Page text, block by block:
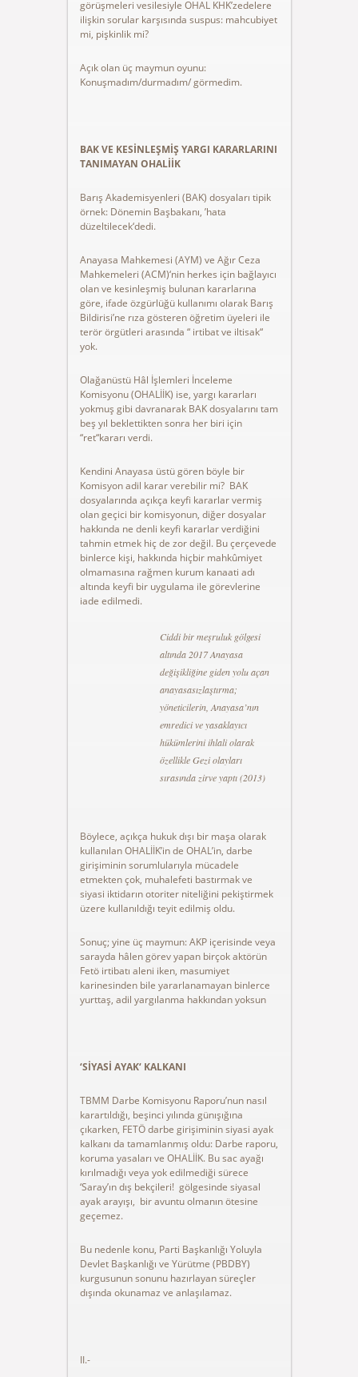
görüşmeleri vesilesiyle OHAL KHK’zedelere
ilişkin sorular karşısında suspus: mahcubiyet
mi, pişkinlik mi?
Açık olan üç maymun oyunu:
Konuşmadım/durmadım/ görmedim.
BAK VE KESİNLEŞMİŞ YARGI KARARLARINI
TANIMAYAN OHALİİK
Barış Akademisyenleri (BAK) dosyaları tipik
örnek: Dönemin Başbakanı, ’hata
düzeltilecek‘dedi.
Anayasa Mahkemesi (AYM) ve Ağır Ceza
Mahkemeleri (ACM)‘nin herkes için bağlayıcı
olan ve kesinleşmiş bulunan kararlarına
göre, ifade özgürlüğü kullanımı olarak Barış
Bildirisi’ne rıza gösteren öğretim üyeleri ile
terör örgütleri arasında “ irtibat ve iltisak“
yok.
Olağanüstü Hâl İşlemleri İnceleme
Komisyonu (OHALİİK) ise, yargı kararları
yokmuş gibi davranarak BAK dosyalarını tam
beş yıl beklettikten sonra her biri için
“ret“kararı verdi.
Kendini Anayasa üstü gören böyle bir
Komisyon adil karar verebilir mi? BAK
dosyalarında açıkça keyfi kararlar vermiş
olan geçici bir komisyonun, diğer dosyalar
hakkında ne denli keyfi kararlar verdiğini
tahmin etmek hiç de zor değil. Bu çerçevede
binlerce kişi, hakkında hiçbir mahkûmiyet
olmamasına rağmen kurum kanaati adı
altında keyfi bir uygulama ile görevlerine
iade edilmedi.
Ciddi bir meşruluk gölgesi
altında 2017 Anayasa
değişikliğine giden yolu açan
anayasasızlaştırma;
yöneticilerin, Anayasa’nın
emredici ve yasaklayıcı
hükümlerini ihlali olarak
özellikle Gezi olayları
sırasında zirve yaptı (2013)
Böylece, açıkça hukuk dışı bir maşa olarak
kullanılan OHALİİK’in de OHAL’in, darbe
girişiminin sorumlularıyla mücadele
etmekten çok, muhalefeti bastırmak ve
siyasi iktidarın otoriter niteliğini pekiştirmek
üzere kullanıldığı teyit edilmiş oldu.
Sonuç; yine üç maymun: AKP içerisinde veya
sarayda hâlen görev yapan birçok aktörün
Fetö irtibatı aleni iken, masumiyet
karinesinden bile yararlanamayan binlerce
yurttaş, adil yargılanma hakkından yoksun
‘SİYASİ AYAK‘ KALKANI
TBMM Darbe Komisyonu Raporu’nun nasıl
karartıldığı, beşinci yılında günışığına
çıkarken, FETÖ darbe girişiminin siyasi ayak
kalkanı da tamamlanmış oldu: Darbe raporu,
koruma yasaları ve OHALİİK. Bu sac ayağı
kırılmadığı veya yok edilmediği sürece
‘Saray’ın dış bekçileri! gölgesinde siyasal
ayak arayışı, bir avuntu olmanın ötesine
geçemez.
Bu nedenle konu, Parti Başkanlığı Yoluyla
Devlet Başkanlığı ve Yürütme (PBDBY)
kurgusunun sonunu hazırlayan süreçler
dışında okunamaz ve anlaşılamaz.
II.-